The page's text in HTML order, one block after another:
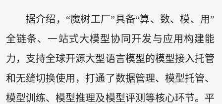
据介绍，“魔树工厂”具备“算、数、模、用”
全链条、一站式大模型协同开发与应用构建能
力，支持全球开源大型语言模型的模型接入托管
和无缝切换使用，打通了数据管理、模型托管、
模型训练、模型推理及模型评测等核心环节。平